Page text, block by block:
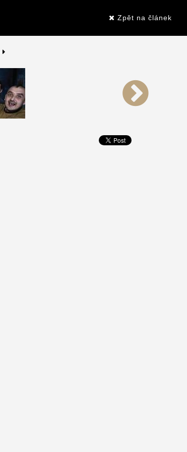
Zpět na článek